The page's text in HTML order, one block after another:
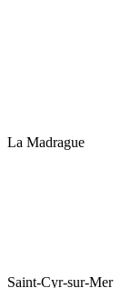
La Madrague
Saint-Cyr-sur-Mer